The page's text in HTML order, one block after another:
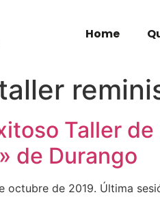
Home
Taller
de Durango
octubre de 2019. Última